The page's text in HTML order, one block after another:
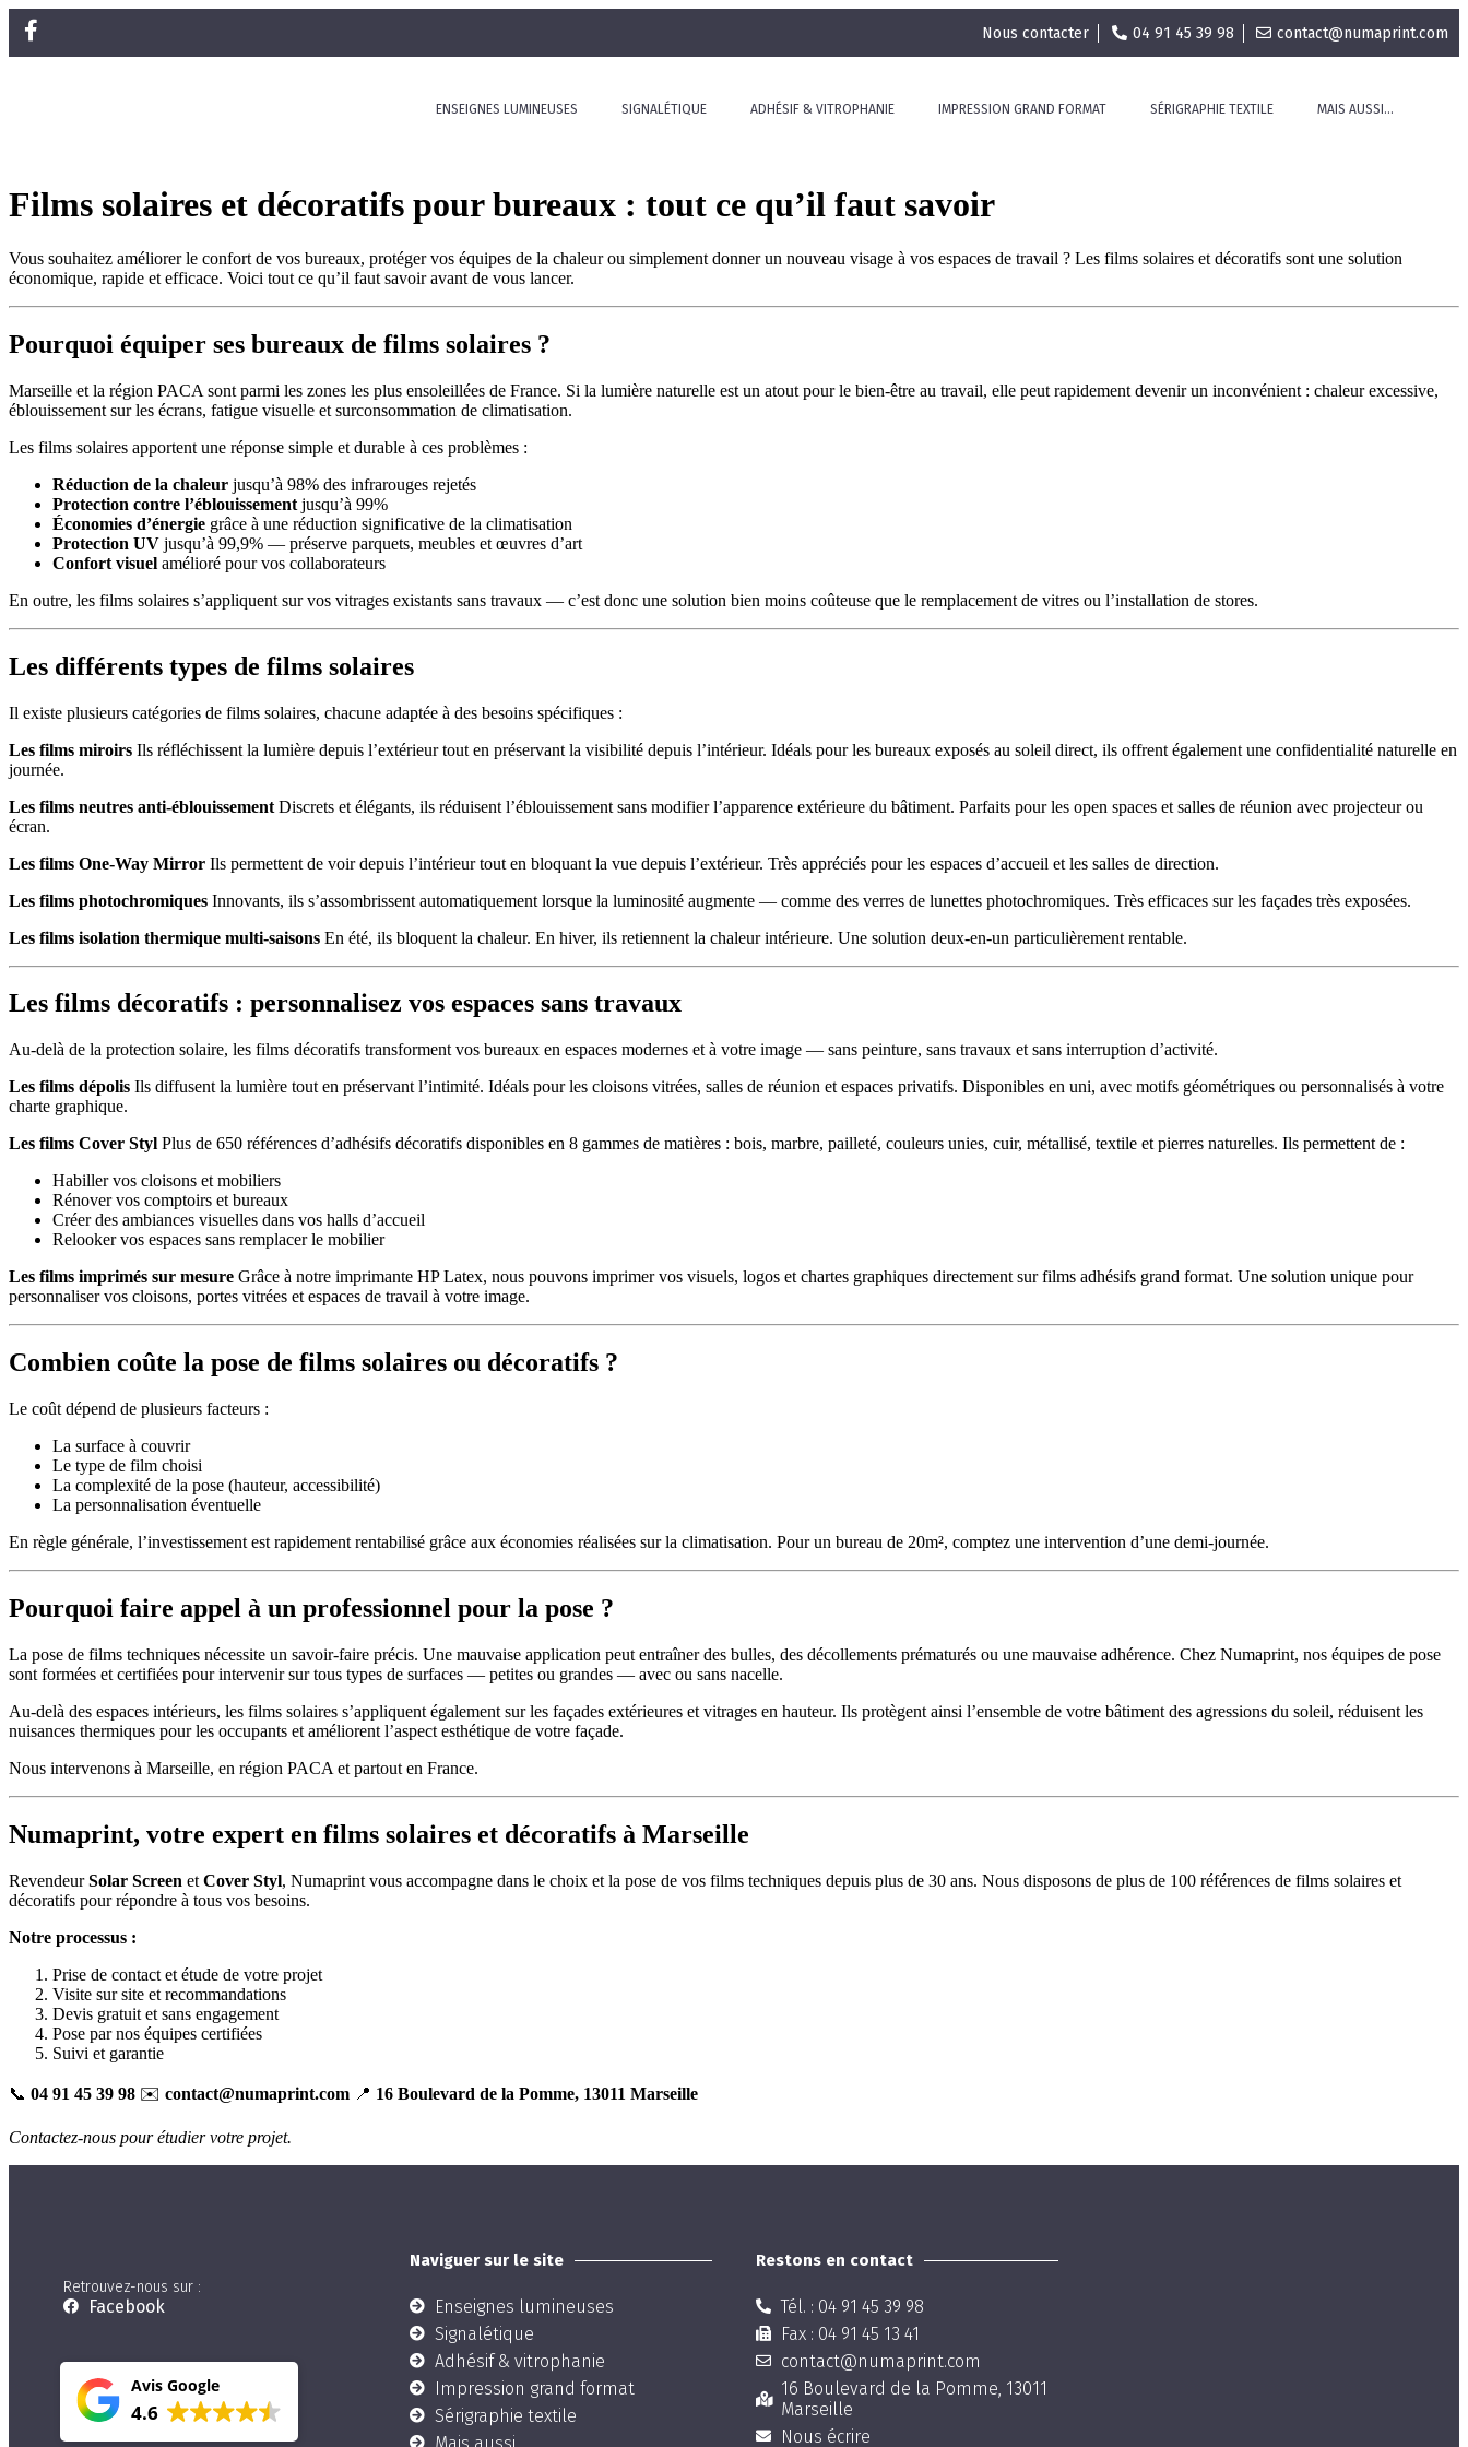
Nous contacter 04 91 45 39 98 contact@numaprint.com
ENSEIGNES LUMINEUSES SIGNALÉTIQUE ADHÉSIF & VITROPHANIE IMPRESSION GRAND FORMAT SÉRIGRAPHIE TEXTILE MAIS AUSSI…
Films solaires et décoratifs pour bureaux : tout ce qu’il faut savoir
Vous souhaitez améliorer le confort de vos bureaux, protéger vos équipes de la chaleur ou simplement donner un nouveau visage à vos espaces de travail ? Les films solaires et décoratifs sont une solution
économique, rapide et efficace. Voici tout ce qu’il faut savoir avant de vous lancer.
Pourquoi équiper ses bureaux de films solaires ?
Marseille et la région PACA sont parmi les zones les plus ensoleillées de France. Si la lumière naturelle est un atout pour le bien-être au travail, elle peut rapidement devenir un inconvénient : chaleur excessive,
éblouissement sur les écrans, fatigue visuelle et surconsommation de climatisation.
Les films solaires apportent une réponse simple et durable à ces problèmes :
Réduction de la chaleur jusqu’à 98% des infrarouges rejetés
Protection contre l’éblouissement jusqu’à 99%
Économies d’énergie grâce à une réduction significative de la climatisation
Protection UV jusqu’à 99,9% — préserve parquets, meubles et œuvres d’art
Confort visuel amélioré pour vos collaborateurs
En outre, les films solaires s’appliquent sur vos vitrages existants sans travaux — c’est donc une solution bien moins coûteuse que le remplacement de vitres ou l’installation de stores.
Les différents types de films solaires
Il existe plusieurs catégories de films solaires, chacune adaptée à des besoins spécifiques :
Les films miroirs Ils réfléchissent la lumière depuis l’extérieur tout en préservant la visibilité depuis l’intérieur. Idéals pour les bureaux exposés au soleil direct, ils offrent également une confidentialité naturelle en
journée.
Les films neutres anti-éblouissement Discrets et élégants, ils réduisent l’éblouissement sans modifier l’apparence extérieure du bâtiment. Parfaits pour les open spaces et salles de réunion avec projecteur ou
écran.
Les films One-Way Mirror Ils permettent de voir depuis l’intérieur tout en bloquant la vue depuis l’extérieur. Très appréciés pour les espaces d’accueil et les salles de direction.
Les films photochromiques Innovants, ils s’assombrissent automatiquement lorsque la luminosité augmente — comme des verres de lunettes photochromiques. Très efficaces sur les façades très exposées.
Les films isolation thermique multi-saisons En été, ils bloquent la chaleur. En hiver, ils retiennent la chaleur intérieure. Une solution deux-en-un particulièrement rentable.
Les films décoratifs : personnalisez vos espaces sans travaux
Au-delà de la protection solaire, les films décoratifs transforment vos bureaux en espaces modernes et à votre image — sans peinture, sans travaux et sans interruption d’activité.
Les films dépolis Ils diffusent la lumière tout en préservant l’intimité. Idéals pour les cloisons vitrées, salles de réunion et espaces privatifs. Disponibles en uni, avec motifs géométriques ou personnalisés à votre
charte graphique.
Les films Cover Styl Plus de 650 références d’adhésifs décoratifs disponibles en 8 gammes de matières : bois, marbre, pailleté, couleurs unies, cuir, métallisé, textile et pierres naturelles. Ils permettent de :
Habiller vos cloisons et mobiliers
Rénover vos comptoirs et bureaux
Créer des ambiances visuelles dans vos halls d’accueil
Relooker vos espaces sans remplacer le mobilier
Les films imprimés sur mesure Grâce à notre imprimante HP Latex, nous pouvons imprimer vos visuels, logos et chartes graphiques directement sur films adhésifs grand format. Une solution unique pour
personnaliser vos cloisons, portes vitrées et espaces de travail à votre image.
Combien coûte la pose de films solaires ou décoratifs ?
Le coût dépend de plusieurs facteurs :
La surface à couvrir
Le type de film choisi
La complexité de la pose (hauteur, accessibilité)
La personnalisation éventuelle
En règle générale, l’investissement est rapidement rentabilisé grâce aux économies réalisées sur la climatisation. Pour un bureau de 20m², comptez une intervention d’une demi-journée.
Pourquoi faire appel à un professionnel pour la pose ?
La pose de films techniques nécessite un savoir-faire précis. Une mauvaise application peut entraîner des bulles, des décollements prématurés ou une mauvaise adhérence. Chez Numaprint, nos équipes de pose
sont formées et certifiées pour intervenir sur tous types de surfaces — petites ou grandes — avec ou sans nacelle.
Au-delà des espaces intérieurs, les films solaires s’appliquent également sur les façades extérieures et vitrages en hauteur. Ils protègent ainsi l’ensemble de votre bâtiment des agressions du soleil, réduisent les
nuisances thermiques pour les occupants et améliorent l’aspect esthétique de votre façade.
Nous intervenons à Marseille, en région PACA et partout en France.
Numaprint, votre expert en films solaires et décoratifs à Marseille
RevendeurSolar Screen et Cover Styl, Numaprint vous accompagne dans le choix et la pose de vos films techniques depuis plus de 30 ans. Nous disposons de plus de 100 références de films solaires et
décoratifs pour répondre à tous vos besoins.
Notre processus :
Prise de contact et étude de votre projet
Visite sur site et recommandations
Devis gratuit et sans engagement
Pose par nos équipes certifiées
Suivi et garantie
📞 04 91 45 39 98 ✉️ contact@numaprint.com 📍 16 Boulevard de la Pomme, 13011 Marseille
Contactez-nous pour étudier votre projet.
Retrouvez-nous sur :
Facebook
Avis Google
4.6
Naviguer sur le site
Enseignes lumineuses
Signalétique
Adhésif & vitrophanie
Impression grand format
Sérigraphie textile
Restons en contact
Tél. : 04 91 45 39 98
Fax : 04 91 45 13 41
contact@numaprint.com
16 Boulevard de la Pomme, 13011
Marseille
Nous écrire